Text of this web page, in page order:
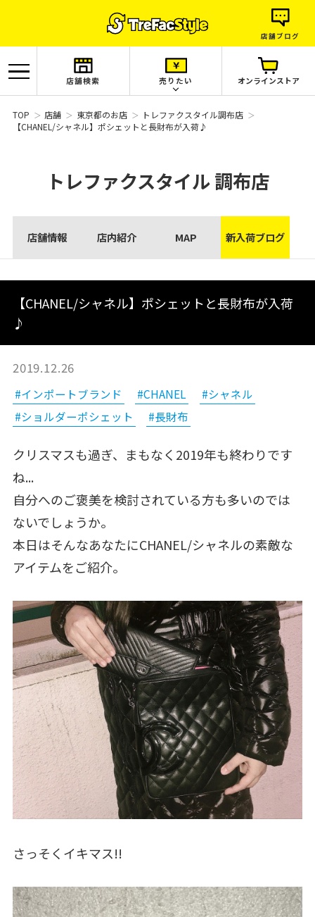
店舗ブログ
店舗検索 売りたい オンラインストア
TOP 店舗 東京都のお店
トレファクスタイル調布店
【CHANEL/シャネル】ポシェットと長財布が入荷♪
トレファクスタイル調布店
店舗情報 店内紹介 MAP 新入荷ブログ
【CHANEL/シャネル】ポシェットと長財布が入荷
♪
2019.12.26
#インポートブランド #CHANEL
#シャネル
#ショルダーポシェット
#長財布
クリスマスも過ぎ、まもなく2019年も終わりです
ね...
自分へのご褒美を検討されている方も多いのでは
ないでしょうか。
本日はそんなあなたにCHANEL/シャネルの素敵な
アイテムをご紹介。
さっそくイキマス!!